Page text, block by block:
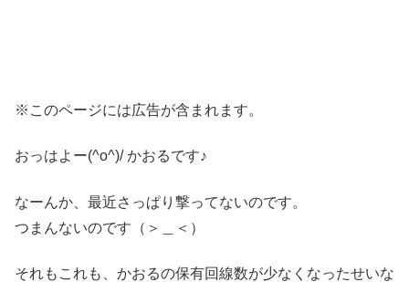
※このページには広告が含まれます。
おっはよー(^o^)/ かおるです♪
なーんか、最近さっぱり撃ってないのです。
つまんないのです（＞＿＜）
それもこれも、かおるの保有回線数が少なくなったせいな